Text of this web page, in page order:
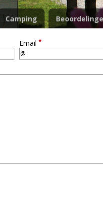
Camping
Email *